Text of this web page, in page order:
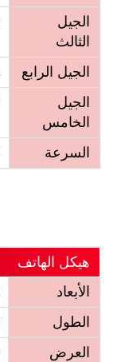
الجيل
الثالث
الجيل الرابع
الجيل
الخامس
السرعة
هيكل الهاتف
الأبعاد
الطول
العرض